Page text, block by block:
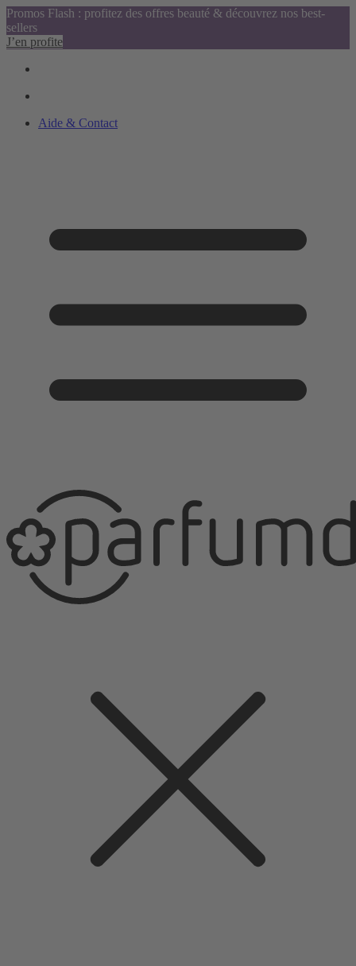
Promos Flash : profitez des offres beauté & découvrez nos best-
sellers
J’en profite
Aide & Contact